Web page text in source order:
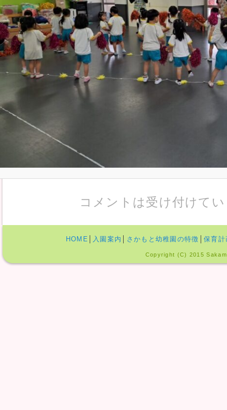
コメントは受け付けて
HOME 入園案内 さかもと幼稚園の特徴 保育計
Copyright (C) 2015